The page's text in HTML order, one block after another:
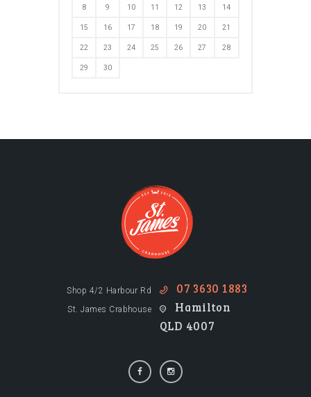
8 9 10 11 12 13 14
15 16 17 18 19 20 21
22 23 24 25 26 27 28
29 30
07 3630 1883
Hamilton
QLD 4007
Shop 4/2 Harbour Rd
St. James Crabhouse